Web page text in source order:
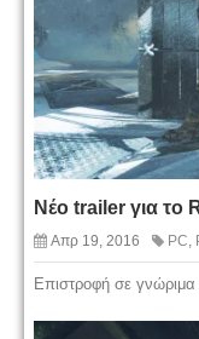
Νέο trailer για
Απρ 19, 2016 PC
Επιστροφή σε γνώριμα